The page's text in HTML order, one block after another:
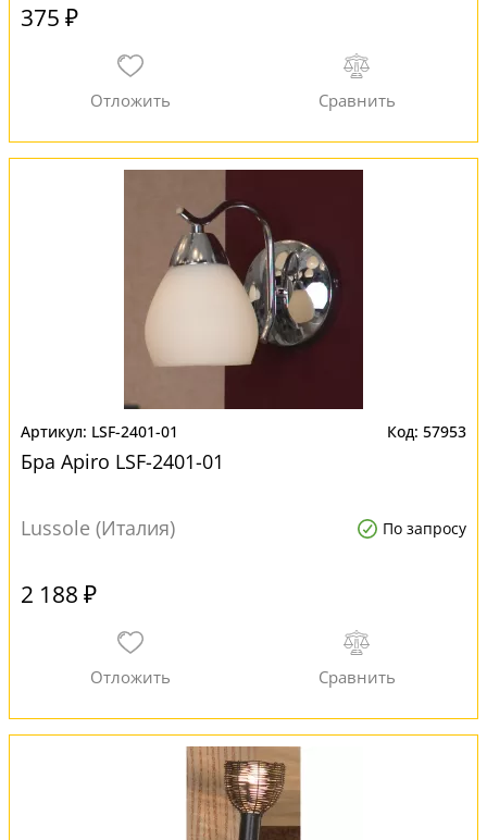
375 ₽
LSF-2401-01 57953
Бра Apiro LSF-2401-01
Lussole (Италия) По запросу
2 188 ₽